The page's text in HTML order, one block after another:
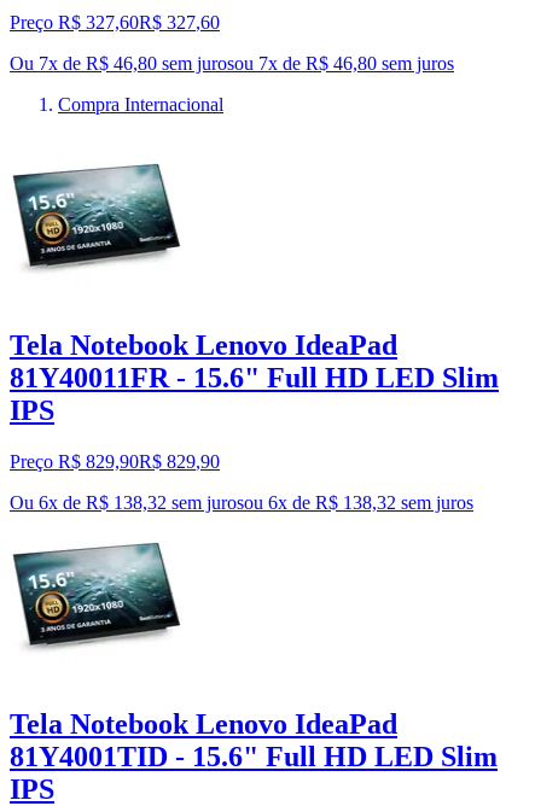
Preço R$ 327,60R$ 327,60
Ou 7x de R$ 46,80 sem jurosou 7x de R$ 46,80 sem juros
Compra Internacional
Tela Notebook Lenovo IdeaPad
81Y40011FR - 15.6" Full HD LED Slim
IPS
Preço R$ 829,90R$ 829,90
Ou 6x de R$ 138,32 sem jurosou 6x de R$ 138,32 sem juros
Tela Notebook Lenovo IdeaPad
81Y4001TID - 15.6" Full HD LED Slim
IPS